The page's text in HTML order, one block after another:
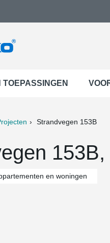
TOEPASSINGEN
Strandvegen 153B
en woningen